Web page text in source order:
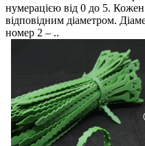
нумерацією від 0 до 5.
відповідним діаметром.
номер 2 – ..